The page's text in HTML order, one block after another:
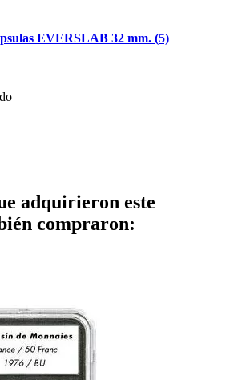
EVERSLAB 32 mm. (5)
adquirieron este
compraron: